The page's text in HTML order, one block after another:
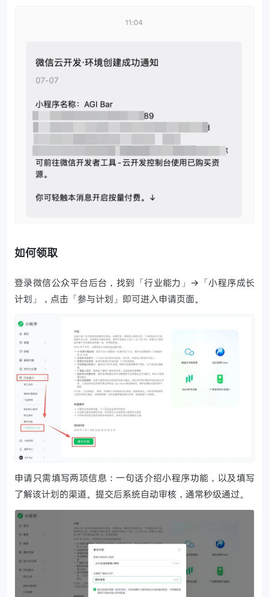
如何领取
登录微信公众平台后台，找到「行业能力」→「小程序成长
计划」，点击「参与计划」即可进入申请页面。
申请只需填写两项信息：一句话介绍小程序功能，以及填写
了解该计划的渠道。提交后系统自动审核，通常秒级通过。